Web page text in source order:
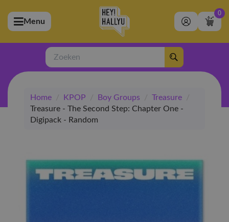
(Artiesten)
(Merchandise)
(Exclusive)
(Winkel)
Menu
0
Zoeken
Home / KPOP / Boy Groups / Treasure
/
Treasure - The Second Step: Chapter One -
Digipack - Random